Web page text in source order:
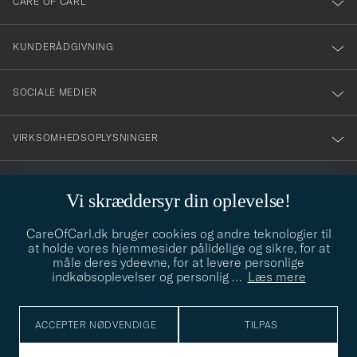
Vi skræddersyr din oplevelse!
CareOfCarl.dk bruger cookies og andre teknologier til
at holde vores hjemmesider pålidelige og sikre, for at
måle deres ydeevne, for at levere personlige
indkøbsoplevelser og personlig … Læs mere
ACCEPTER NØDVENDIGE TILPAS
vårt
nyhetsbrev!
KUNDERÅDGIVNING
SOCIALE MEDIER
VIRKSOMHEDSOPLYSNINGER
info@careofcarl.dk
Behøver du hjælp til at finde din stil? Lad os hjælpe dig, vi hjælper
gerne til!
STILRÅD